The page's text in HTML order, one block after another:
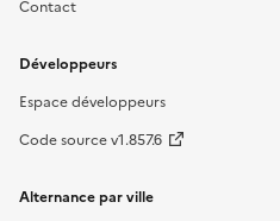
Contact
Développeurs
Espace développeurs
Code source v1.857.6
Alternance par ville